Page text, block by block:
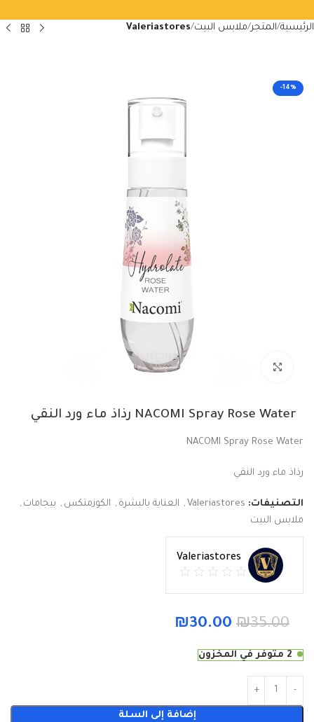
الرئيسية المتجر ملابس البيت Valeriastores
-14%
NACOMI Spray Rose Water رذاذ ماء ورد النقي
NACOMI Spray Rose Water
رذاذ ماء ورد النقي
التصنيفات: Valeriastores
, العناية بالبشرة , الكوزمتكس , بيجامات ,
ملابس البيت
Valeriastores
₪35.00
₪30.00
2 متوفر في المخزون
إضافة إلى السلة